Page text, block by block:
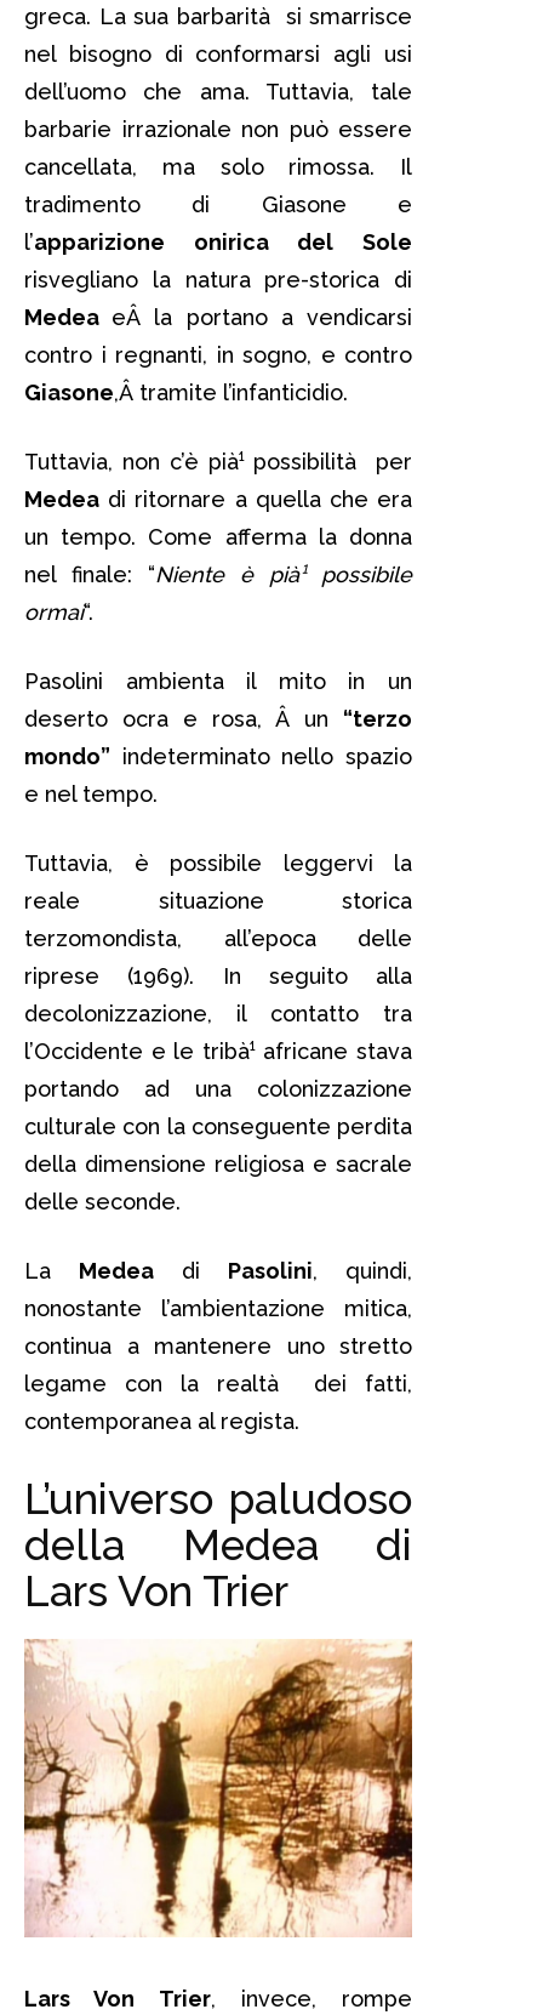
greca. La sua barbarità si smarrisce
nel bisogno di conformarsi agli usi
dell’uomo che ama. Tuttavia, tale
barbarie irrazionale non può essere
cancellata, ma solo rimossa. Il
tradimento di Giasone e
l’apparizione onirica del Sole
risvegliano la natura pre-storica di
Medea eÂ la portano a vendicarsi
contro i regnanti, in sogno, e contro
Giasone,Â tramite l’infanticidio.
Tuttavia, non c’è pià¹ possibilità per
Medea di ritornare a quella che era
un tempo. Come afferma la donna
nel finale: “Niente è pià¹ possibile
ormai“.
Pasolini ambienta il mito in un
deserto ocra e rosa, Â un “terzo
mondo” indeterminato nello spazio
e nel tempo.
Tuttavia, è possibile leggervi la
reale situazione storica
terzomondista, all’epoca delle
riprese (1969). In seguito alla
decolonizzazione, il contatto tra
l’Occidente e le tribà¹ africane stava
portando ad una colonizzazione
culturale con la conseguente perdita
della dimensione religiosa e sacrale
delle seconde.
La Medea di Pasolini, quindi,
nonostante l’ambientazione mitica,
continua a mantenere uno stretto
legame con la realtà dei fatti,
contemporanea al regista.
L’universo paludoso
della Medea di
Lars Von Trier
Lars Von Trier, invece, rompe